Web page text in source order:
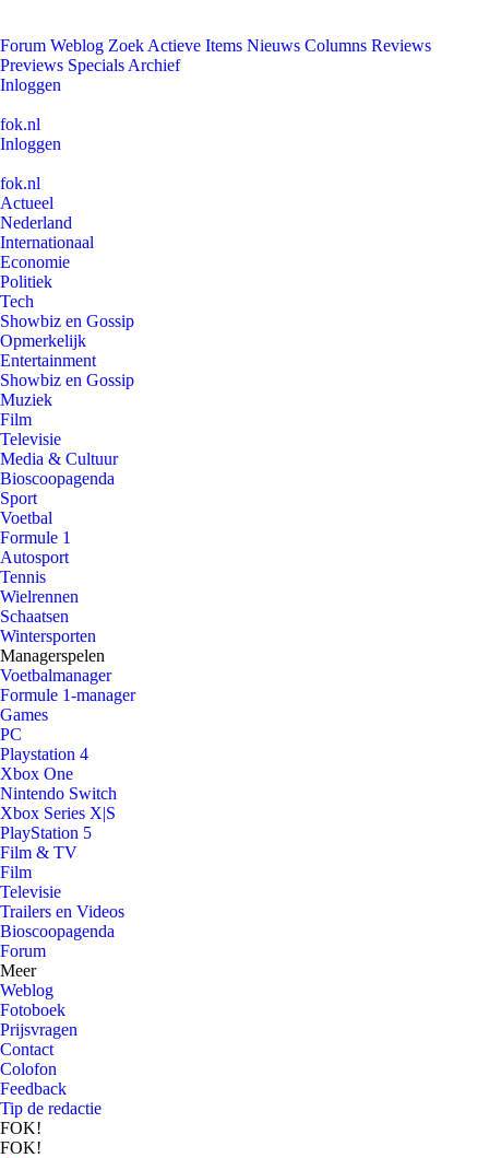
Forum Weblog Zoek Actieve Items Nieuws Columns Reviews
Previews Specials Archief
Inloggen
fok.nl
Inloggen
fok.nl
Actueel
Nederland
Internationaal
Economie
Politiek
Tech
Showbiz en Gossip
Opmerkelijk
Entertainment
Showbiz en Gossip
Muziek
Film
Televisie
Media & Cultuur
Bioscoopagenda
Sport
Voetbal
Formule 1
Autosport
Tennis
Wielrennen
Schaatsen
Wintersporten
Managerspelen
Voetbalmanager
Formule 1-manager
Games
PC
Playstation 4
Xbox One
Nintendo Switch
Xbox Series X|S
PlayStation 5
Film & TV
Film
Televisie
Trailers en Videos
Bioscoopagenda
Forum
Meer
Weblog
Fotoboek
Prijsvragen
Contact
Colofon
Feedback
Tip de redactie
FOK!
FOK!